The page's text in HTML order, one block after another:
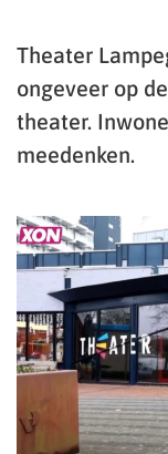
Theater
ongeveer op
theater.
meedenken.